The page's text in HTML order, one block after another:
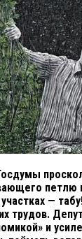
петлю
—
трудов.
и